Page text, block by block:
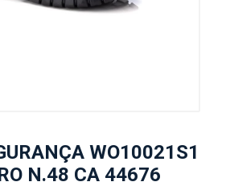
WO10021S1
N.48 CA 44676